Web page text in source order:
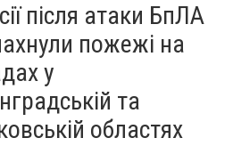
після атаки БпЛА
пожежі на
у
та
областях